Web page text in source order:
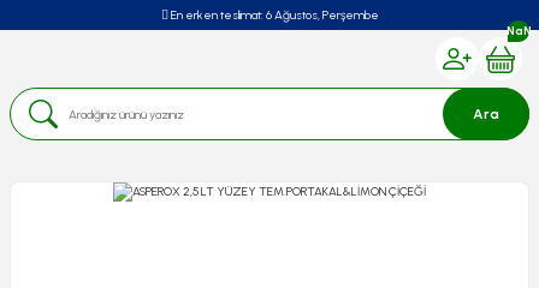
En erken teslimat: 6 Ağustos, Perşembe
Ara
NaN